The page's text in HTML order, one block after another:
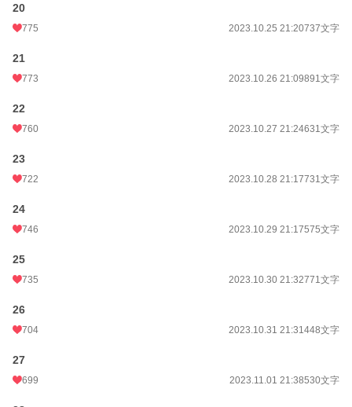
20
775 2023.10.25 21:20737文字
21
773 2023.10.26 21:09891文字
22
760 2023.10.27 21:24631文字
23
722 2023.10.28 21:17731文字
24
746 2023.10.29 21:17575文字
25
735 2023.10.30 21:32771文字
26
704 2023.10.31 21:31448文字
27
699 2023.11.01 21:38530文字